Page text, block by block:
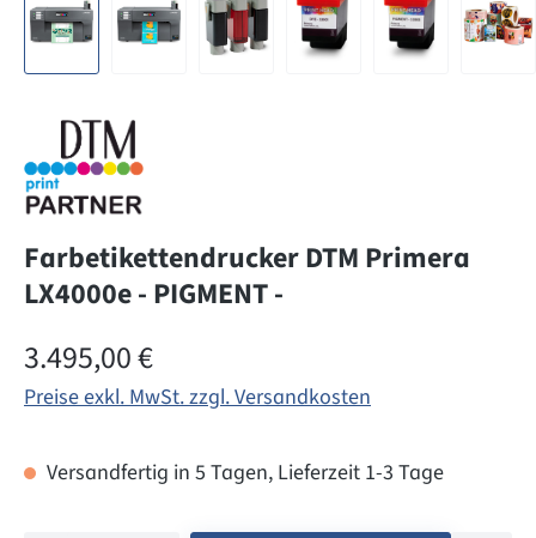
Farbetikettendrucker DTM Primera
LX4000e - PIGMENT -
Regulärer Preis:
3.495,00 €
Preise exkl. MwSt. zzgl. Versandkosten
Versandfertig in 5 Tagen, Lieferzeit 1-3 Tage